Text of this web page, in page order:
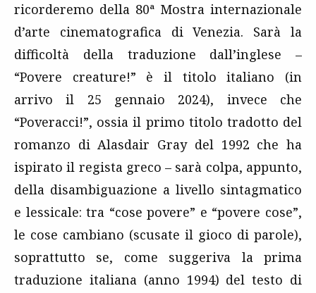
ricorderemo della 80ª Mostra internazionale
d’arte cinematografica di Venezia. Sarà la
difficoltà della traduzione dall’inglese –
“Povere creature!” è il titolo italiano (in
arrivo il 25 gennaio 2024), invece che
“Poveracci!”, ossia il primo titolo tradotto del
romanzo di Alasdair Gray del 1992 che ha
ispirato il regista greco – sarà colpa, appunto,
della disambiguazione a livello sintagmatico
e lessicale: tra “cose povere” e “povere cose”,
le cose cambiano (scusate il gioco di parole),
soprattutto se, come suggeriva la prima
traduzione italiana (anno 1994) del testo di